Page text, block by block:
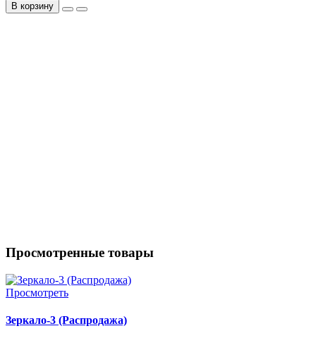
В корзину
Просмотренные товары
Просмотреть
Зеркало-3 (Распродажа)